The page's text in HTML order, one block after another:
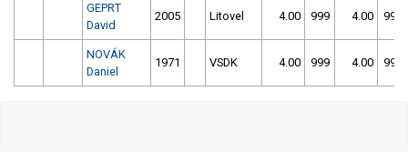
GEPRT
David
2005 Litovel 4.00 999 4.00 999
NOVÁK
Daniel
1971 VSDK 4.00 999 4.00 999